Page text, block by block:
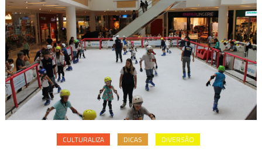
CULTURALIZA DICAS DIVERSÃO